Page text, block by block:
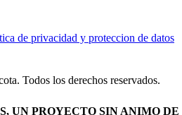
de privacidad y proteccion de datos
Todos los derechos reservados.
UN PROYECTO SIN ANIMO